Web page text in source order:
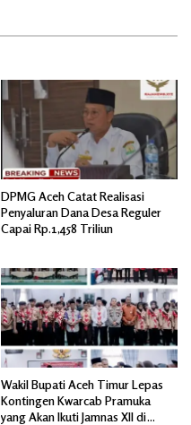
DPMG Aceh Catat Realisasi
Penyaluran Dana Desa Reguler
Capai Rp.1,458 Triliun
Wakil Bupati Aceh Timur Lepas
Kontingen Kwarcab Pramuka
yang Akan Ikuti Jamnas XII di